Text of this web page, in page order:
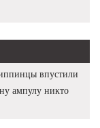
впустили
ампулу никто